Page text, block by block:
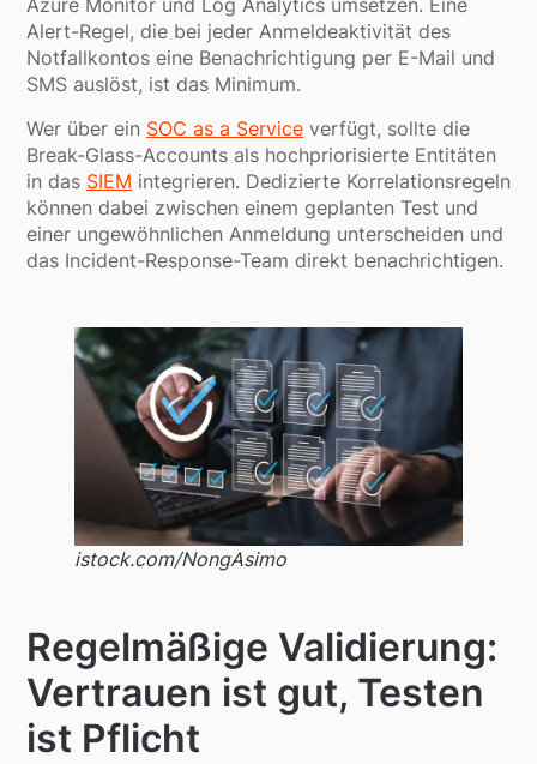
Azure Monitor und Log Analytics umsetzen. Eine
Alert-Regel, die bei jeder Anmeldeaktivität des
Notfallkontos eine Benachrichtigung per E-Mail und
SMS auslöst, ist das Minimum.
Wer über ein SOC as a Service verfügt, sollte die
Break-Glass-Accounts als hochpriorisierte Entitäten
in das SIEM integrieren. Dedizierte Korrelationsregeln
können dabei zwischen einem geplanten Test und
einer ungewöhnlichen Anmeldung unterscheiden und
das Incident-Response-Team direkt benachrichtigen.
istock.com/NongAsimo
Regelmäßige Validierung:
Vertrauen ist gut, Testen
ist Pflicht